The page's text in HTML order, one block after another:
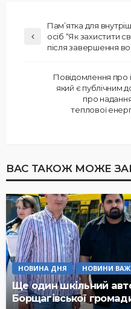
Пам’ятка для
осіб “Як захистити
після завершення
Повідомлення про
який є публічним
про
теплової
ВАС ТАКОЖ МОЖЕ
НОВИНА ДНЯ НОВИНИ
Ще один шкільний
Борщагівської